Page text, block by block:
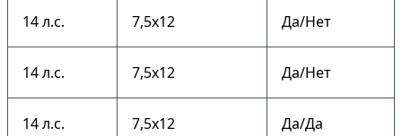
14 л.с. 7,5х12 Да/Нет
14 л.с. 7,5х12 Да/Нет
14 л.с. 7,5х12 Да/Да